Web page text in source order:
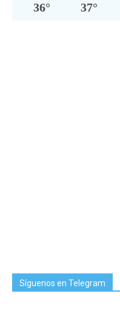
36° 37°
Síguenos en Telegram